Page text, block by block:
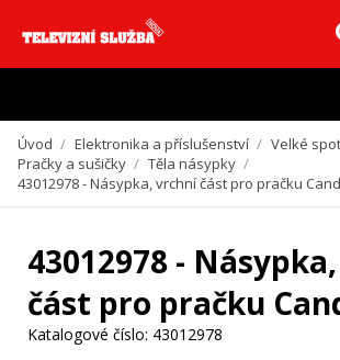
Vzhledem k aktuální situaci se může dodání dílů,
zpozdit. Děkujeme za
Úvod / Elektronika a příslušenství / Velké
Pračky a sušičky / Těla násypky /
43012978 - Násypka, vrchní část pro pračku
43012978 -
část pro pračku
Katalogové číslo: 43012978